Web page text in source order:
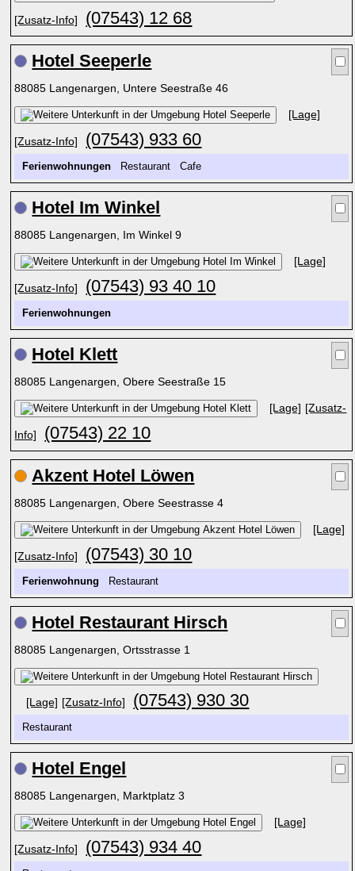
[Zusatz-Info] (07543) 12 68
Hotel Seeperle
88085 Langenargen, Untere Seestraße 46
[Lage]
[Zusatz-Info] (07543) 933 60
Ferienwohnungen Restaurant Cafe
Hotel Im Winkel
88085 Langenargen, Im Winkel 9
[Lage]
[Zusatz-Info] (07543) 93 40 10
Ferienwohnungen
Hotel Klett
88085 Langenargen, Obere Seestraße 15
[Lage] [Zusatz-
Info] (07543) 22 10
Akzent Hotel Löwen
88085 Langenargen, Obere Seestrasse 4
[Lage]
[Zusatz-Info] (07543) 30 10
Ferienwohnung Restaurant
Hotel Restaurant Hirsch
88085 Langenargen, Ortsstrasse 1
[Lage] [Zusatz-Info] (07543) 930 30
Restaurant
Hotel Engel
88085 Langenargen, Marktplatz 3
[Lage]
[Zusatz-Info] (07543) 934 40